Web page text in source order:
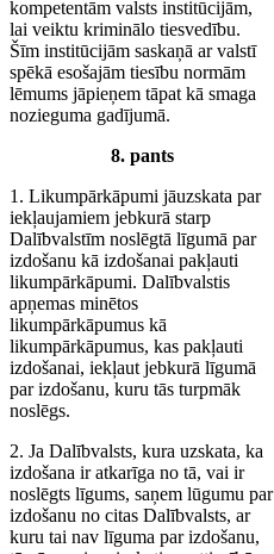
kompetentām valsts institūcijām,
lai veiktu kriminālo tiesvedību.
Šīm institūcijām saskaņā ar valstī
spēkā esošajām tiesību normām
lēmums jāpieņem tāpat kā smaga
nozieguma gadījumā.
8. pants
1. Likumpārkāpumi jāuzskata par
iekļaujamiem jebkurā starp
Dalībvalstīm noslēgtā līgumā par
izdošanu kā izdošanai pakļauti
likumpārkāpumi. Dalībvalstis
apņemas minētos
likumpārkāpumus kā
likumpārkāpumus, kas pakļauti
izdošanai, iekļaut jebkurā līgumā
par izdošanu, kuru tās turpmāk
noslēgs.
2. Ja Dalībvalsts, kura uzskata, ka
izdošana ir atkarīga no tā, vai ir
noslēgts līgums, saņem lūgumu par
izdošanu no citas Dalībvalsts, ar
kuru tai nav līguma par izdošanu,